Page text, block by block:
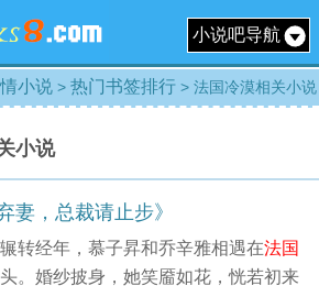
小说吧导航
小说 > 热门书签排行 > 法国冷漠相关小说
小说
妻，总裁请止步》
转经年，慕子昇和乔辛雅相遇在法国
。婚纱披身，她笑靥如花，恍若初来